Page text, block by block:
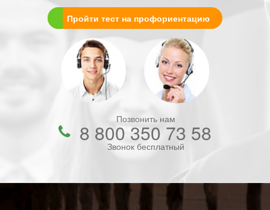
Пройти тест на профориентацию
Позвонить нам
8 800 350 73 58
Звонок бесплатный